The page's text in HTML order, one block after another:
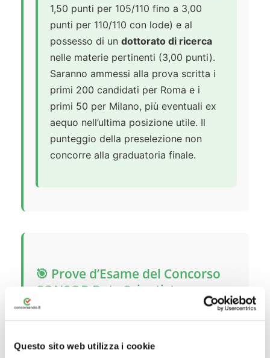
Questo sito web utilizza i cookie
1,50 punti per 105/110 fino a 3,00
punti per 110/110 con lode) e al
possesso di un dottorato di ricerca
nelle materie pertinenti (3,00 punti).
Saranno ammessi alla prova scritta i
primi 200 candidati per Roma e i
primi 50 per Milano, più eventuali ex
aequo nell’ultima posizione utile. Il
punteggio della preselezione non
concorre alla graduatoria finale.
🎯 Prove d’Esame del Concorso
CONSOB Data Scientist
prova scritta, una prova orale e un